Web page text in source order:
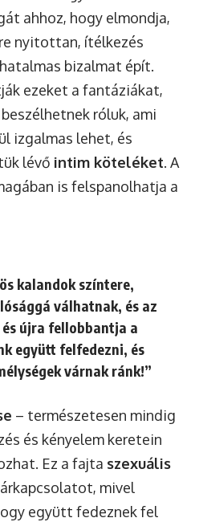
ahhoz, hogy elmondja,
nyitottan, ítélkezés
bizalmat épít.
ezeket a fantáziákat,
róluk, ami
izgalmas lehet, és
lévő intim köteléket. A
is felspanolhatja a
kalandok színtere,
válhatnak, és az
újra fellobbantja a
együtt felfedezni, és
várnak ránk!”
– természetesen mindig
és kényelem keretein
Ez a fajta szexuális
mivel
együtt fedeznek fel